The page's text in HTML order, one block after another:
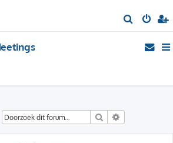
o
Zoek